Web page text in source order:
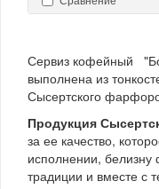
Сервиз кофейный
выполнена из
Сысертского
Продукция
за ее качество,
исполнении,
традиции и вместе с